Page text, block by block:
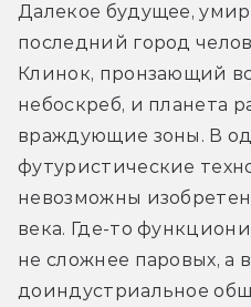
Далекое будущее,
последний город
Клинок, пронзающий
небоскреб, и планета
враждующие зоны. В
футуристические
невозможны
века. Где-то
не сложнее паровых, а
доиндустриальное